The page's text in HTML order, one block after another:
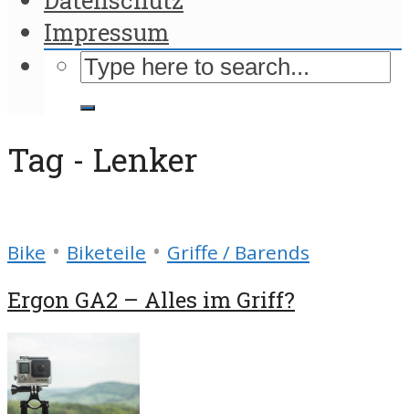
Impressum
Tag - Lenker
Bike • Biketeile • Griffe / Barends
Ergon GA2 – Alles im Griff?